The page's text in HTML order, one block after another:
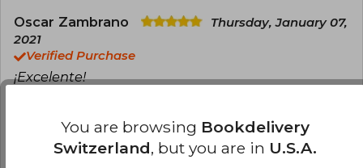
Oscar Zambrano
Thursday, January 07,
2021
Verified Purchase
¡Excelente!
This review is useful 0 It is not useful
You are browsing Bookdelivery
Switzerland, but you are in U.S.A.